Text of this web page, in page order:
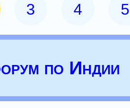
3 4 5
по Индии